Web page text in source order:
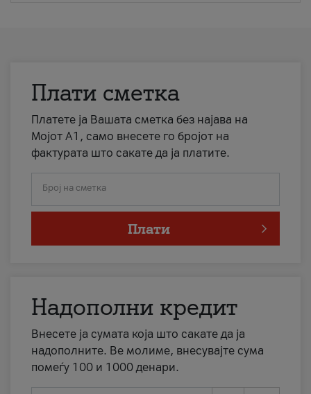
Плати сметка
Платете ја Вашата сметка без најава на
Мојот А1, само внесете го бројот на
фактурата што сакате да ја платите.
Број на сметка
Плати
Надополни кредит
Внесете ја сумата која што сакате да ја
надополните. Ве молиме, внесувајте сума
помеѓу 100 и 1000 денари.